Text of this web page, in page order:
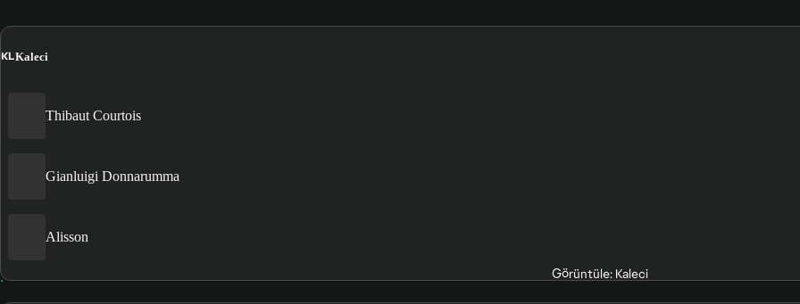
KLKaleci
Thibaut Courtois
Gianluigi Donnarumma
Alisson
Görüntüle: Kaleci